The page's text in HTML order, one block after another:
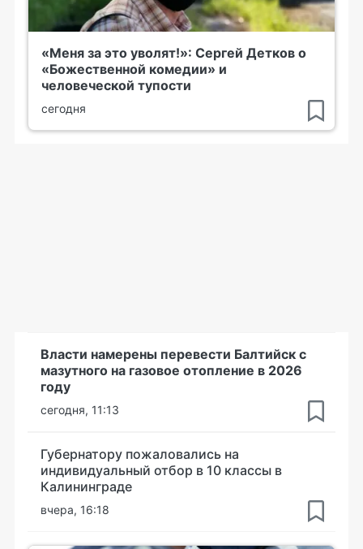
«Меня за это уволят!»: Сергей Детков о
«Божественной комедии» и
человеческой тупости
сегодня
Власти намерены перевести Балтийск с
мазутного на газовое отопление в 2026
году
сегодня, 11:13
Губернатору пожаловались на
индивидуальный отбор в 10 классы в
Калининграде
вчера, 16:18